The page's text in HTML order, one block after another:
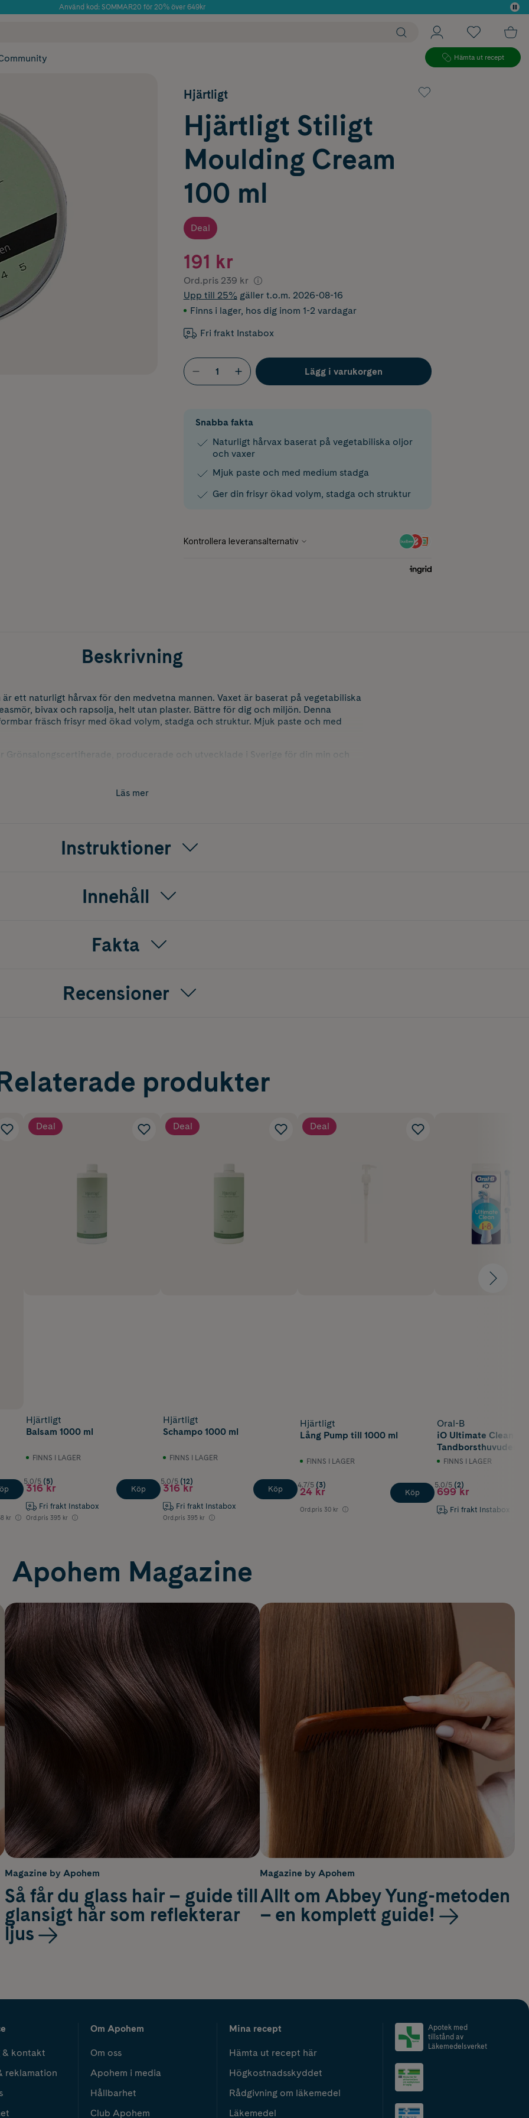
Använd kod: SOMMAR20 för 20% över 649kr
Hämta ut recept
Hjärtligt
Hjärtligt Stiligt
Moulding Cream
100 ml
Deal
191 kr
Ord.pris 239 kr
Upp till 25% gäller t.o.m. 2026-08-16
Finns i lager, hos dig inom 1-2 vardagar
Fri frakt Instabox
Lägg i varukorgen
Snabba fakta
Naturligt hårvax baserat på vegetabiliska oljor
och vaxer
Mjuk paste och med medium stadga
Ger din frisyr ökad volym, stadga och struktur
Beskrivning
ett naturligt hårvax för den medvetna mannen. Vaxet är baserat på vegetabiliska
bivax och rapsolja, helt utan plaster. Bättre för dig och miljön. Denna
fräsch frisyr med ökad volym, stadga och struktur. Mjuk paste och med
Grönsalongscertifierade, producerade och utvecklade i Sverige för din min och
oljor, silikoner, mineraloljor, PEG/PPG, plaster, hormonstörande ämnen,
Läs mer
Instruktioner
Innehåll
Fakta
Recensioner
produkter
kr
Deal
Hjärtligt
Balsam 1000 ml
FINNS I LAGER
5.0/5 (5)
316 kr
Fri frakt Instabox
Ord.pris 395 kr
Köp
Deal
Hjärtligt
Schampo 1000 ml
FINNS I LAGER
5.0/5 (12)
316 kr
Fri frakt Instabox
Ord.pris 395 kr
Köp
Deal
Hjärtligt
Lång Pump till 1000 ml
FINNS I LAGER
4.7/5 (3)
24 kr
Ord.pris 30 kr
Köp
Oral-B
iO Ultimate Clean
Tandborsthuvuden
FINNS I LAGER
5.0/5 (2)
699 kr
Fri frakt Instabox
Apohem Magazine
Magazine by Apohem
Så får du glass hair – guide till
glansigt hår som reflekterar
ljus
Magazine by Apohem
Allt om Abbey Yung-metoden
– en komplett guide!
& kontakt
reklamation
Om Apohem
Om oss
Apohem i media
Hållbarhet
Club Apohem
Mina recept
Hämta ut recept här
Högkostnadsskyddet
Rådgivning om läkemedel
Läkemedel
Apotek med
tillstånd av
Läkemedelsverket